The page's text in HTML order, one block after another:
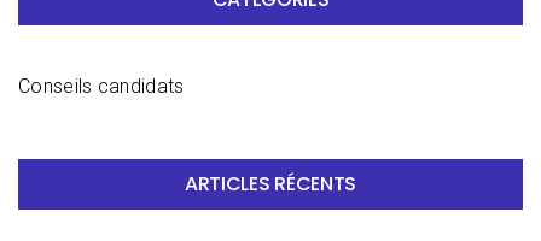
Conseils candidats
ARTICLES RÉCENTS